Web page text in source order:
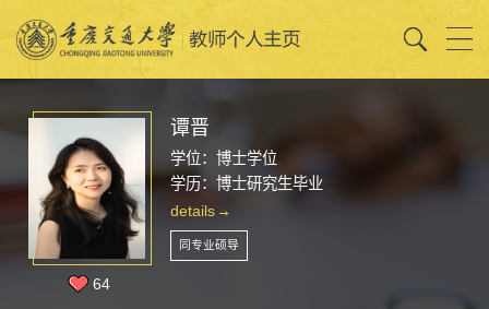
64
谭晋
学位：博士学位
学历：博士研究生毕业
details
同专业硕导